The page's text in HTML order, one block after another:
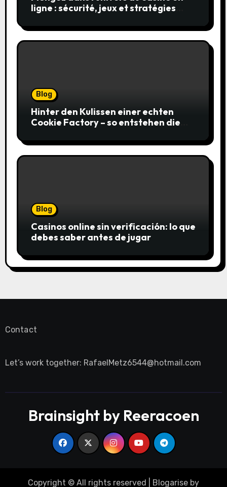
ligne : sécurité, jeux et stratégies
Blog
Hinter den Kulissen einer echten
Cookie Factory – so entstehen die
Blog
Casinos online sin verificación: lo que
debes saber antes de jugar
Contact
Let’s work together: RafaelMetz6544@hotmail.com
Brainsight by Reeracoen
Copyright © All rights reserved Blogarise by